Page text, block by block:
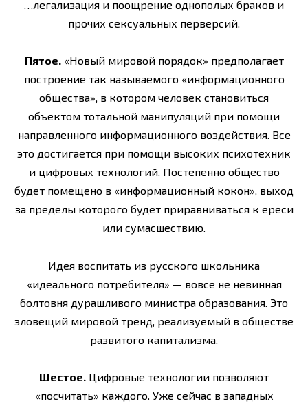
…легализация и поощрение однополых браков и
прочих сексуальных перверсий.
Пятое.«Новый мировой порядок» предполагает
построение так называемого «информационного
общества», в котором человек становиться
объектом тотальной манипуляций при помощи
направленного информационного воздействия. Все
это достигается при помощи высоких психотехник
и цифровых технологий. Постепенно общество
будет помещено в «информационный кокон», выход
за пределы которого будет приравниваться к ереси
или сумасшествию.
Идея воспитать из русского школьника
«идеального потребителя» — вовсе не невинная
болтовня дурашливого министра образования. Это
зловещий мировой тренд, реализуемый в обществе
развитого капитализма.
Шестое. Цифровые технологии позволяют
«посчитать» каждого. Уже сейчас в западных